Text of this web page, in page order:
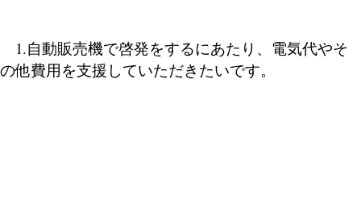
1.自動販売機で啓発をするにあたり、電気代やそ
の他費用を支援していただきたいです。